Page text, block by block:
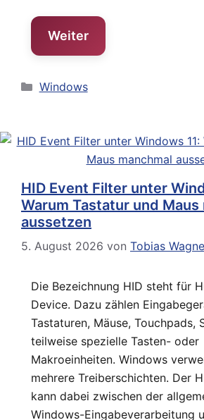
Weiter
Kategorien
Windows
HID Event Filter unter
Warum Tastatur und Maus
aussetzen
5. August 2026 von Tobias
Die Bezeichnung HID steht für
Device. Dazu zählen
Tastaturen, Mäuse, Touchpads,
teilweise spezielle Tasten- oder
Makroeinheiten. Windows
mehrere Treiberschichten. Der
kann dabei zwischen der
Windows-Eingabeverarbeitung